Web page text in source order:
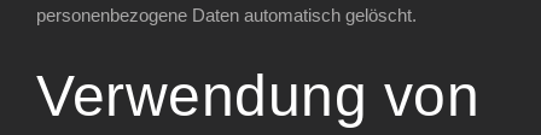
personenbezogene Daten automatisch gelöscht.
Verwendung von